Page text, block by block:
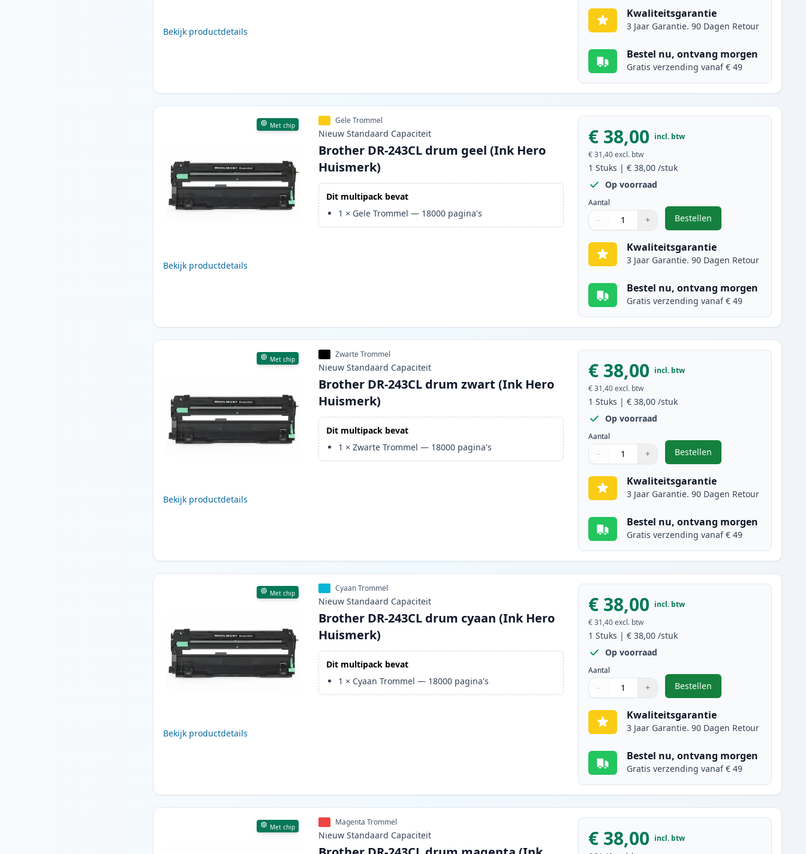
Bekijk productdetails
Kwaliteitsgarantie
3 Jaar Garantie. 90 Dagen Retour
Bestel nu, ontvang morgen
Gratis verzending vanaf € 49
Met chip
Bekijk productdetails
Gele Trommel
Nieuw Standaard Capaciteit
Brother DR-243CL drum geel (Ink Hero
Huismerk)
Dit multipack bevat
1 × Gele Trommel — 18000 pagina's
€ 38,00 incl. btw
€ 31,40 excl. btw
1 Stuks |€ 38,00 /stuk
Op voorraad
Aantal
Aantal
Gebruik de knoppen om aan te passen
− +
Aantal 1
Bestellen
,Brother DR-243CL drum
Kwaliteitsgarantie
3 Jaar Garantie. 90 Dagen Retour
Bestel nu, ontvang morgen
Gratis verzending vanaf € 49
Met chip
Bekijk productdetails
Zwarte Trommel
Nieuw Standaard Capaciteit
Brother DR-243CL drum zwart (Ink Hero
Huismerk)
Dit multipack bevat
1 ×Zwarte Trommel — 18000 pagina's
€ 38,00 incl. btw
€ 31,40 excl. btw
1 Stuks |€ 38,00 /stuk
Op voorraad
Aantal
Aantal
Gebruik de knoppen om aan te passen
− +
Aantal 1
Bestellen
,Brother DR-243CL drum
Kwaliteitsgarantie
3 Jaar Garantie. 90 Dagen Retour
Bestel nu, ontvang morgen
Gratis verzending vanaf € 49
Met chip
Bekijk productdetails
Cyaan Trommel
Nieuw Standaard Capaciteit
Brother DR-243CL drum cyaan (Ink Hero
Huismerk)
Dit multipack bevat
1 × Cyaan Trommel — 18000 pagina's
€ 38,00 incl. btw
€ 31,40 excl. btw
1 Stuks |€ 38,00 /stuk
Op voorraad
Aantal
Aantal
Gebruik de knoppen om aan te passen
− +
Aantal 1
Bestellen
,Brother DR-243CL drum
Kwaliteitsgarantie
3 Jaar Garantie. 90 Dagen Retour
Bestel nu, ontvang morgen
Gratis verzending vanaf € 49
Met chip Magenta Trommel
Nieuw Standaard Capaciteit € 38,00 incl. btw